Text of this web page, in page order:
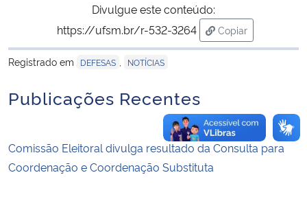
Divulgue este conteúdo:
https://ufsm.br/r-532-3264
Copiar
para área de
Registrado em
DEFESAS NOTÍCIAS
Publicações Recentes
Comissão Eleitoral divulga resultado da Consulta para
Coordenação e Coordenação Substituta